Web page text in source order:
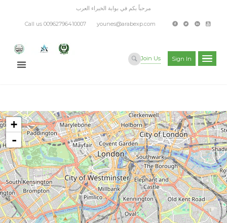
مرحباً بكم في بوابة الخبراء العرب
Call us 00962796410007 younes@arabexp.com
Join Us Sign In
+
-